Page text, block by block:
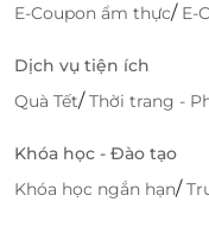
E-Coupon ẩm thực/ E-
Dịch vụ tiện ích
Quà Tết/Thời trang -
Khóa học - Đào tạo
Khóa học ngắn hạn/